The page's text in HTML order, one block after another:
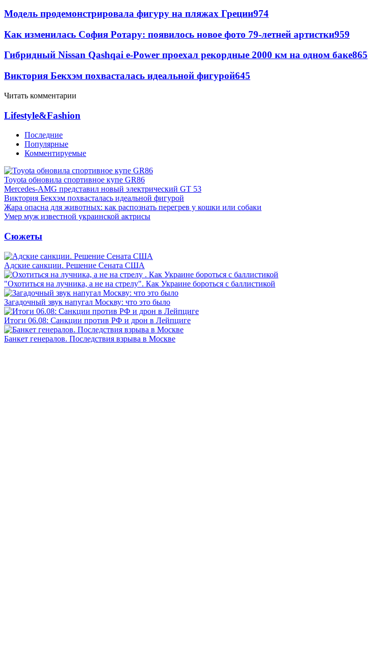
Модель продемонстрировала фигуру на пляжах Греции974
Как изменилась София Ротару: появилось новое фото 79-летней артистки959
Гибридный Nissan Qashqai e-Power проехал рекордные 2000 км на одном баке865
Виктория Бекхэм похвасталась идеальной фигурой645
Читать комментарии
Lifestyle&Fashion
Последние
Популярные
Комментируемые
Toyota обновила спортивное купе GR86
Mercedes-AMG представил новый электрический GT 53
Виктория Бекхэм похвасталась идеальной фигурой
Жара опасна для животных: как распознать перегрев у кошки или собаки
Умер муж известной украинской актрисы
Сюжеты
Адские санкции. Решение Сената США
"Охотиться на лучника, а не на стрелу". Как Украине бороться с баллистикой
Загадочный звук напугал Москву: что это было
Итоги 06.08: Санкции против РФ и дрон в Лейпциге
Банкет генералов. Последствия взрыва в Москве